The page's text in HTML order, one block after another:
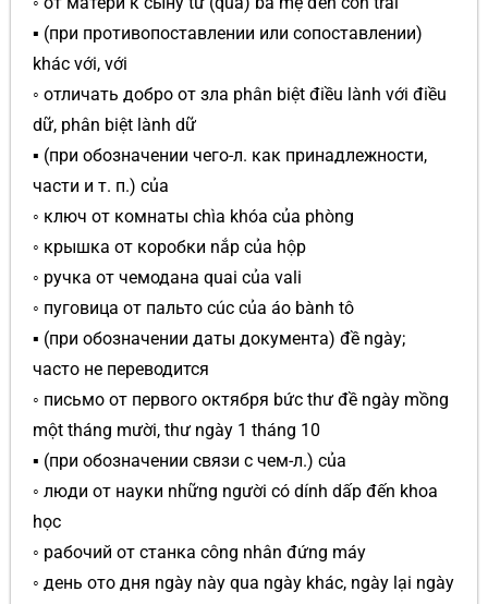
▪ (при противопоставлении или сопоставлении)
khác với, với
◦ отличать добро от зла phân biệt điều lành với điều
dữ, phân biệt lành dữ
▪ (при обозначении чего-л. как принадлежности,
части и т. п.) của
◦ ключ от комнаты chìa khóa của phòng
◦ крышка от коробки nắp của hộp
◦ ручка от чемодана quai của vali
◦ пуговица от пальто cúc của áo bành tô
▪ (при обозначении даты документа) đề ngày;
часто не переводится
◦ письмо от первого октября bức thư đề ngày mồng
một tháng mười, thư ngày 1 tháng 10
▪ (при обозначении связи с чем-л.) của
◦ люди от науки những người có dính dấp đến khoa
học
◦ рабочий от станка công nhân đứng máy
◦ день ото дня ngày này qua ngày khác, ngày lại ngày